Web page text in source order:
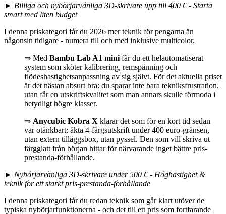
► Billiga och nybörjarvänliga 3D-skrivare upp till 400 € - Starta
smart med liten budget
I denna priskategori får du 2026 mer teknik för pengarna än
någonsin tidigare - numera till och med inklusive multicolor.
⇒ Med Bambu Lab A1 mini får du ett helautomatiserat
system som sköter kalibrering, remspänning och
flödeshastighetsanpassning av sig självt. För det aktuella priset
är det nästan absurt bra: du sparar inte bara tekniksfrustration,
utan får en utskriftskvalitet som man annars skulle förmoda i
betydligt högre klasser.
⇒ Anycubic Kobra X klarar det som för en kort tid sedan
var otänkbart: äkta 4-färgsutskrift under 400 euro-gränsen,
utan extern tilläggsbox, utan pyssel. Den som vill skriva ut
färgglatt från början hittar för närvarande inget bättre pris-
prestanda-förhållande.
► Nybörjarvänliga 3D-skrivare under 500 € - Höghastighet &
teknik för ett starkt pris-prestanda-förhållande
I denna priskategori får du redan teknik som går klart utöver de
typiska nybörjarfunktionerna - och det till ett pris som fortfarande